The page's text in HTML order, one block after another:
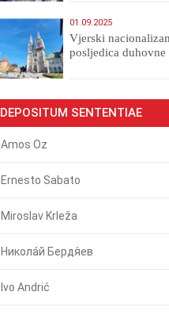
01.09.2025
​Vjerski
posljedica duhovne
DEPOSITUM SENTENTIAE
Amos Oz
Ernesto Sabato
Miroslav Krleža
Никола́й Бердя́ев
Ivo Andrić